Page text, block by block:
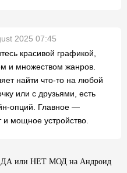
2025 07:45
красивой графикой,
и множеством жанров.
найти что-то на любой
или с друзьями, есть
опций. Главное —
и мощное устройство.
ДА или НЕТ МОД на Андроид